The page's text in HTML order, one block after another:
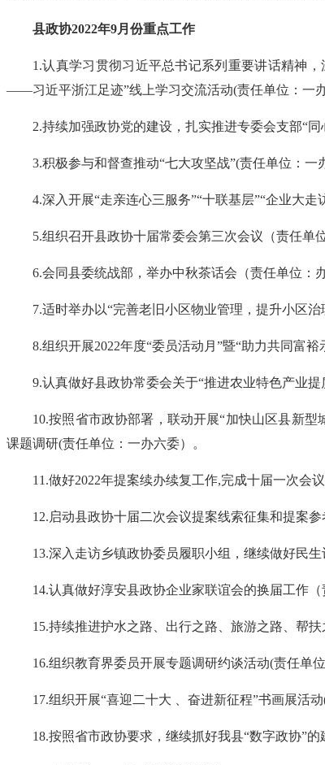
县政协2022年9月份重点工作
1.认真学习贯彻习近平总书记系列重要讲话精神
——习近平浙江足迹”线上学习交流活动(责任单位：一办
2.持续加强政协党的建设，扎实推进专委会支部“
3.积极参与和督查推动“七大攻坚战”(责任单位：一
4.深入开展“走亲连心三服务”“十联基层”“企业大
5.组织召开县政协十届常委会第三次会议（责任单
6.会同县委统战部，举办中秋茶话会（责任单位：
7.适时举办以“完善老旧小区物业管理，提升小区
8.组织开展2022年度“委员活动月”暨“助力共同富
9.认真做好县政协常委会关于“推进农业特色产业
10.按照省市政协部署，联动开展“加快山区县新
课题调研(责任单位：一办六委）。
11.做好2022年提案续办续复工作,完成十届一次会
12.启动县政协十届二次会议提案线索征集和提案
13.深入走访乡镇政协委员履职小组，继续做好民
14.认真做好淳安县政协企业家联谊会的换届工作（
15.持续推进护水之路、出行之路、旅游之路、帮
16.组织教育界委员开展专题调研约谈活动(责任单位
17.组织开展“喜迎二十大 、奋进新征程”书画展活
18.按照省市政协要求，继续抓好我县“数字政协”